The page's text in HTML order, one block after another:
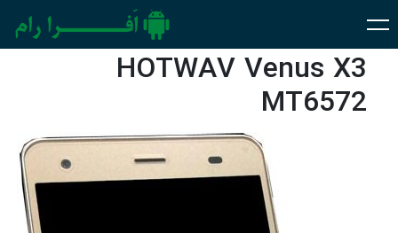
HOTWAV Venus X3
MT6572